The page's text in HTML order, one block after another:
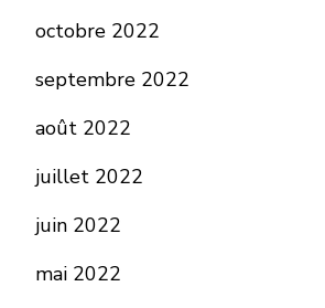
octobre 2022
septembre 2022
août 2022
juillet 2022
juin 2022
mai 2022